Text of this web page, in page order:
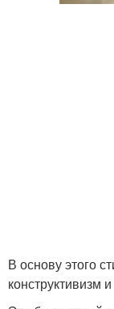
В основу этого
конструктивизм